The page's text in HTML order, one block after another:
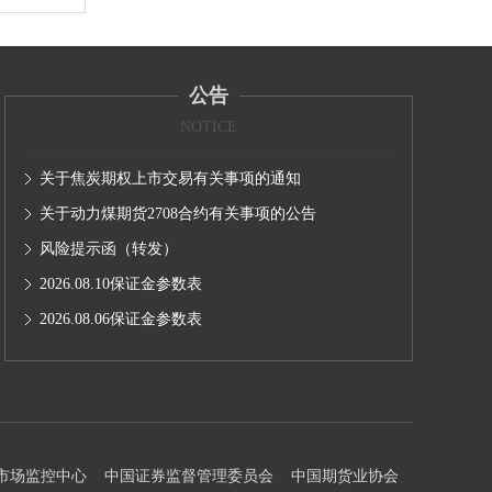
公告
NOTICE
关于焦炭期权上市交易有关事项的通知
关于动力煤期货2708合约有关事项的公告
风险提示函（转发）
2026.08.10保证金参数表
2026.08.06保证金参数表
场监控中心 中国证券监督管理委员会 中国期货业协会